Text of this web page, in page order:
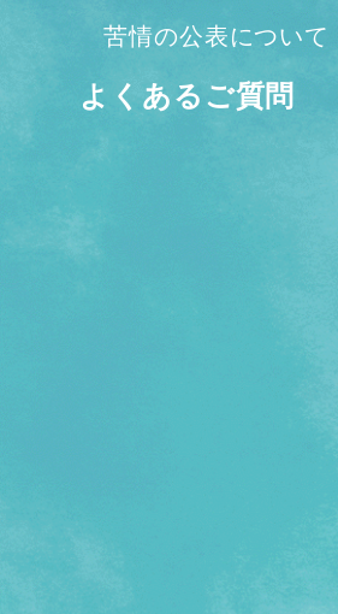
苦情の公表について
よくあるご質問